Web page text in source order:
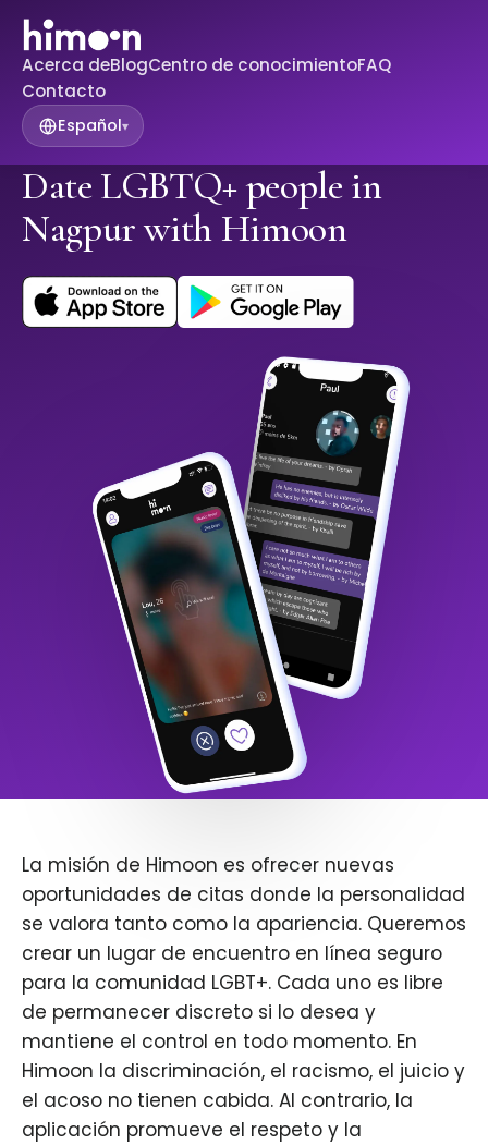
Acerca deBlogCentro de conocimientoFAQ
Contacto
Español▾
Date LGBTQ+ people in
Nagpur with Himoon
La misión de Himoon es ofrecer nuevas
oportunidades de citas donde la personalidad
se valora tanto como la apariencia. Queremos
crear un lugar de encuentro en línea seguro
para la comunidad LGBT+. Cada uno es libre
de permanecer discreto si lo desea y
mantiene el control en todo momento. En
Himoon la discriminación, el racismo, el juicio y
el acoso no tienen cabida. Al contrario, la
aplicación promueve el respeto y la